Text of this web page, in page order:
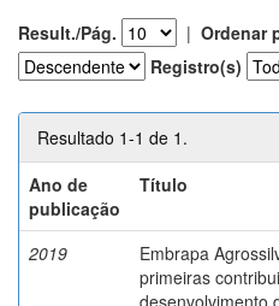
Result./Pág. | Ordenar
Registro(s)
Resultado 1-1 de 1.
Ano de
publicação
Título
2019
Embrapa
primeiras
desenvolvimento